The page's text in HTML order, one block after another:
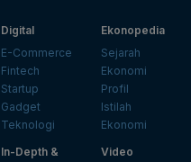
Digital
E-Commerce
Fintech
Startup
Gadget
Teknologi
Ekonopedia
Sejarah
Ekonomi
Profil
Istilah
Ekonomi
In-Depth &
Video